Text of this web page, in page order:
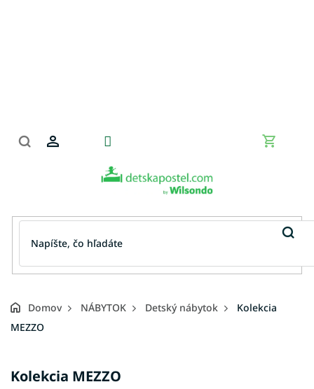
Domov NÁBYTOK Detský nábytok
Kolekcia
MEZZO
Kolekcia MEZZO